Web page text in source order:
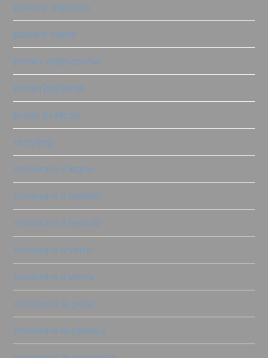
polvere materica
polvere salina
primer antimacchia
primer|sigillante
prove pratiche
restyling
ricolorare il legno
ricolorare il metallo
ricolorare il tessuto
ricolorare il vetro
ricolorare il vimini
ricolorare la pelle
ricolorare la plastica